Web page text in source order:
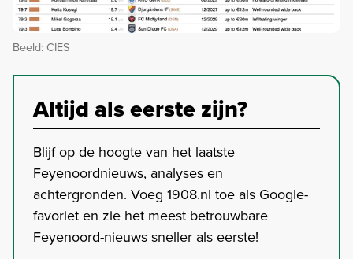
Beeld: CIES
Altijd als eerste zijn?
Blijf op de hoogte van het laatste
Feyenoordnieuws, analyses en
achtergronden. Voeg 1908.nl toe als Google-
favoriet en zie het meest betrouwbare
Feyenoord-nieuws sneller als eerste!